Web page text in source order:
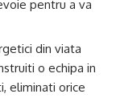
pentru a va
din viata
o echipa in
eliminati orice